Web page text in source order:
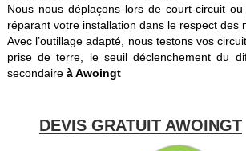
Nous nous déplaçons lors de court-circuit
réparant votre installation dans le respect des
Avec l’outillage adapté, nous testons vos
prise de terre, le seuil déclenchement du
secondaire à Awoingt
DEVIS GRATUIT AWOINGT